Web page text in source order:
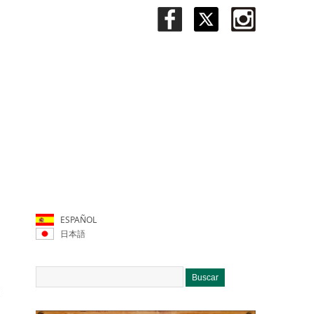
ESPAÑOL
日本語